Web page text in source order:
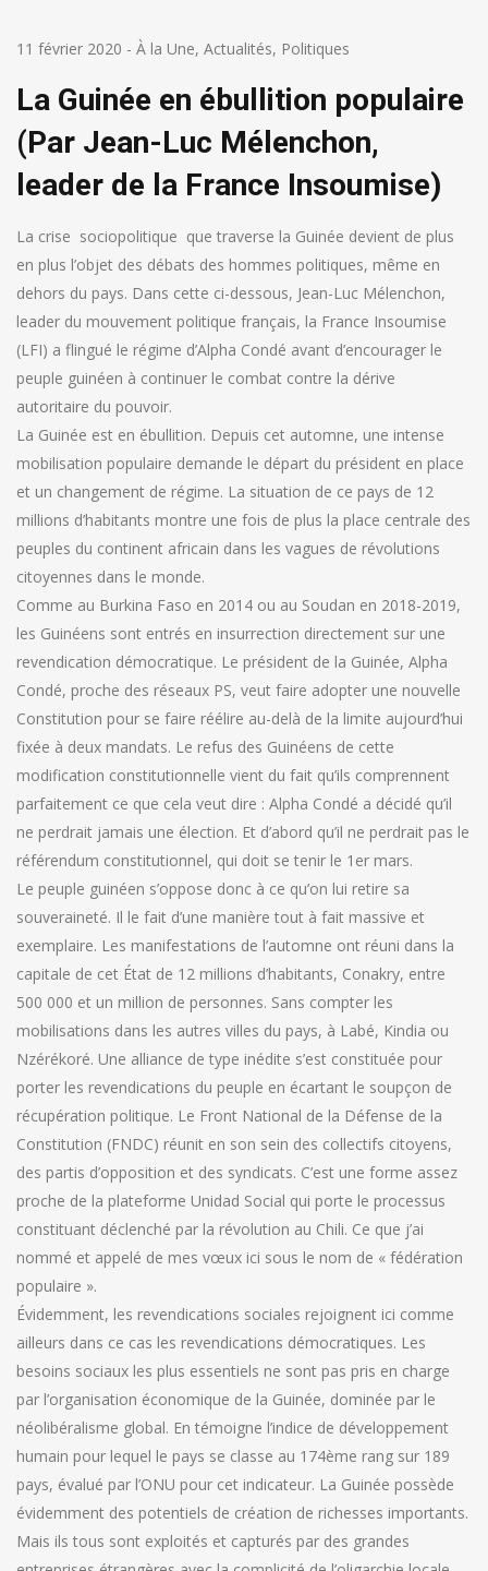
11 février 2020 - À la Une, Actualités, Politiques
La Guinée en ébullition populaire
(Par Jean-Luc Mélenchon,
leader de la France Insoumise)
La crise sociopolitique que traverse la Guinée devient de plus
en plus l’objet des débats des hommes politiques, même en
dehors du pays. Dans cette ci-dessous, Jean-Luc Mélenchon,
leader du mouvement politique français, la France Insoumise
(LFI) a flingué le régime d’Alpha Condé avant d’encourager le
peuple guinéen à continuer le combat contre la dérive
autoritaire du pouvoir.
La Guinée est en ébullition. Depuis cet automne, une intense
mobilisation populaire demande le départ du président en place
et un changement de régime. La situation de ce pays de 12
millions d’habitants montre une fois de plus la place centrale des
peuples du continent africain dans les vagues de révolutions
citoyennes dans le monde.
Comme au Burkina Faso en 2014 ou au Soudan en 2018-2019,
les Guinéens sont entrés en insurrection directement sur une
revendication démocratique. Le président de la Guinée, Alpha
Condé, proche des réseaux PS, veut faire adopter une nouvelle
Constitution pour se faire réélire au-delà de la limite aujourd’hui
fixée à deux mandats. Le refus des Guinéens de cette
modification constitutionnelle vient du fait qu’ils comprennent
parfaitement ce que cela veut dire : Alpha Condé a décidé qu’il
ne perdrait jamais une élection. Et d’abord qu’il ne perdrait pas le
référendum constitutionnel, qui doit se tenir le 1er mars.
Le peuple guinéen s’oppose donc à ce qu’on lui retire sa
souveraineté. Il le fait d’une manière tout à fait massive et
exemplaire. Les manifestations de l’automne ont réuni dans la
capitale de cet État de 12 millions d’habitants, Conakry, entre
500 000 et un million de personnes. Sans compter les
mobilisations dans les autres villes du pays, à Labé, Kindia ou
Nzérékoré. Une alliance de type inédite s’est constituée pour
porter les revendications du peuple en écartant le soupçon de
récupération politique. Le Front National de la Défense de la
Constitution (FNDC) réunit en son sein des collectifs citoyens,
des partis d’opposition et des syndicats. C’est une forme assez
proche de la plateforme Unidad Social qui porte le processus
constituant déclenché par la révolution au Chili. Ce que j’ai
nommé et appelé de mes vœux ici sous le nom de « fédération
populaire ».
Évidemment, les revendications sociales rejoignent ici comme
ailleurs dans ce cas les revendications démocratiques. Les
besoins sociaux les plus essentiels ne sont pas pris en charge
par l’organisation économique de la Guinée, dominée par le
néolibéralisme global. En témoigne l’indice de développement
humain pour lequel le pays se classe au 174ème rang sur 189
pays, évalué par l’ONU pour cet indicateur. La Guinée possède
évidemment des potentiels de création de richesses importants.
Mais ils tous sont exploités et capturés par des grandes